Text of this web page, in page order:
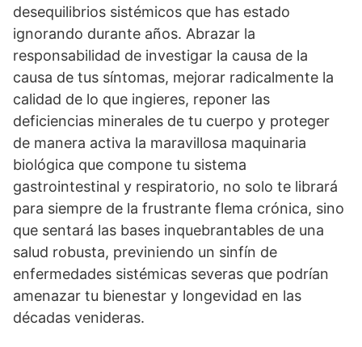
desequilibrios sistémicos que has estado
ignorando durante años. Abrazar la
responsabilidad de investigar la causa de la
causa de tus síntomas, mejorar radicalmente la
calidad de lo que ingieres, reponer las
deficiencias minerales de tu cuerpo y proteger
de manera activa la maravillosa maquinaria
biológica que compone tu sistema
gastrointestinal y respiratorio, no solo te librará
para siempre de la frustrante flema crónica, sino
que sentará las bases inquebrantables de una
salud robusta, previniendo un sinfín de
enfermedades sistémicas severas que podrían
amenazar tu bienestar y longevidad en las
décadas venideras.